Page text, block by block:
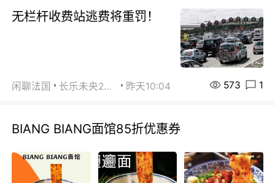
无栏杆收费站逃费将重罚！
闲聊法国 长乐未央2015 昨天10:04 573 1
BIANG BIANG面馆85折优惠券